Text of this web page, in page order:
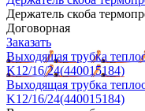
Держатель скоба
Договорная
Заказать
Выходящая трубка
K12/16/24(440015184)
Выходящая трубка
K12/16/24(440015184)